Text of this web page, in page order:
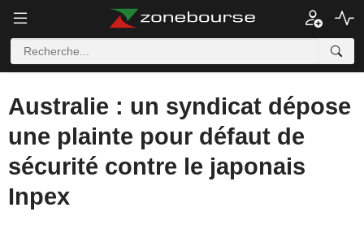
Australie : un syndicat dépose
une plainte pour défaut de
sécurité contre le japonais
Inpex